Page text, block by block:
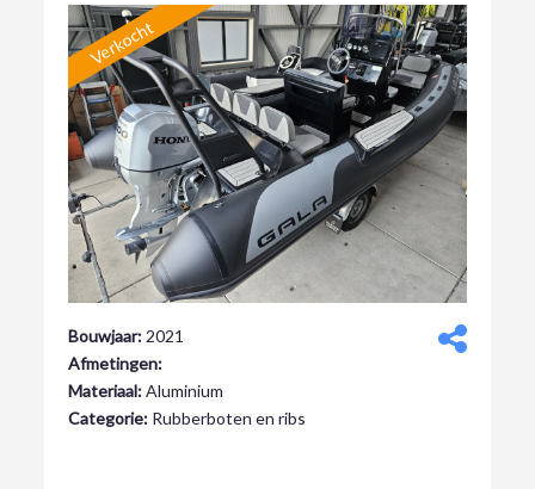
Verkocht
Bouwjaar: 2021
Afmetingen:
Materiaal:Aluminium
Categorie: Rubberboten en ribs